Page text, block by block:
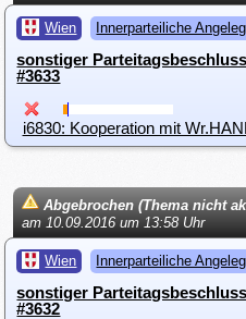
Wien Innerparteiliche
sonstiger
#3633
i6830: Kooperation mit
Abgebrochen (Thema nicht
am 10.09.2016 um 13:58 Uhr
Wien Innerparteiliche
sonstiger
#3632